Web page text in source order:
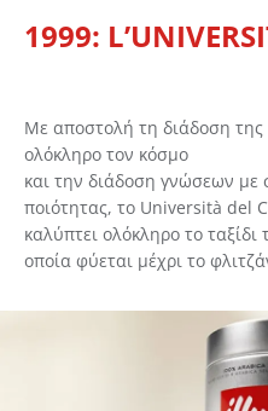
1999:
Με αποστολή τη διάδοση
ολόκληρο τον κόσμο
και την διάδοση γνώσεων με
ποιότητας, το Università del
καλύπτει ολόκληρο το
οποία φύεται μέχρι το